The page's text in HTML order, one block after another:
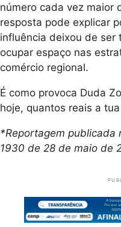
número cada vez maior
resposta pode explicar
influência deixou de ser
ocupar espaço nas
comércio regional.
É como provoca Duda
hoje, quantos reais a
*Reportagem publicada
1930 de 28 de maio de